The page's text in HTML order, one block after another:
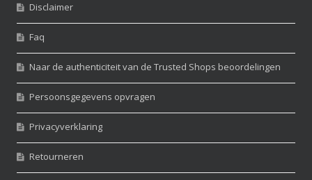
Disclaimer
Faq
Naar de authenticiteit van de Trusted Shops beoordelingen
Persoonsgegevens opvragen
Privacyverklaring
Retourneren